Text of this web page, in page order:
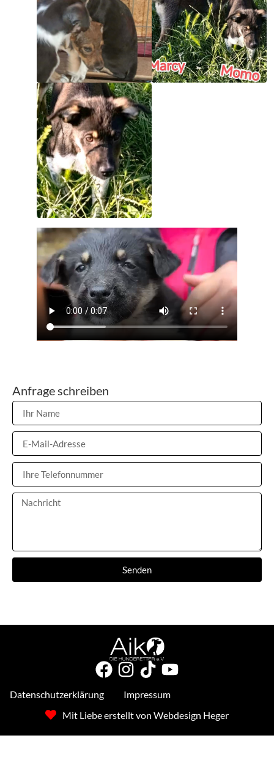
Anfrage schreiben
Senden
Datenschutzerklärung
Impressum
Mit Liebe erstellt von Webdesign Heger